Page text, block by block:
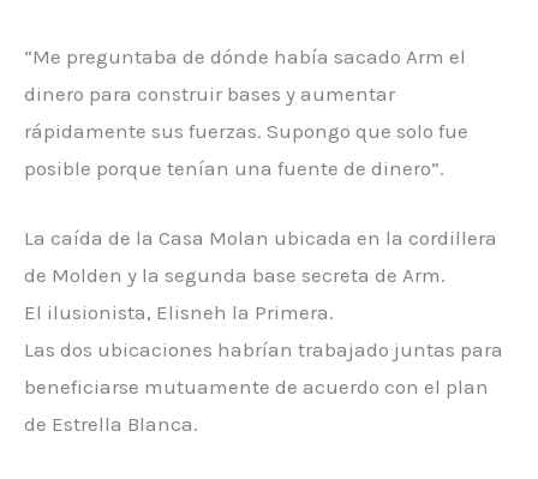
“Me preguntaba de dónde había sacado Arm el
dinero para construir bases y aumentar
rápidamente sus fuerzas. Supongo que solo fue
posible porque tenían una fuente de dinero”.
La caída de la Casa Molan ubicada en la cordillera
de Molden y la segunda base secreta de Arm.
El ilusionista, Elisneh la Primera.
Las dos ubicaciones habrían trabajado juntas para
beneficiarse mutuamente de acuerdo con el plan
de Estrella Blanca.